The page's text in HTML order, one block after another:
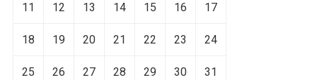
11 12 13 14 15 16 17
18 19 20 21 22 23 24
25 26 27 28 29 30
31